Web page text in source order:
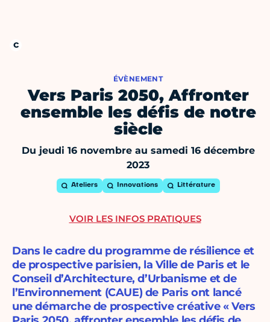
ÉVÈNEMENT
Vers Paris 2050, Affronter
ensemble les défis de notre
siècle
Du jeudi 16 novembre au samedi 16 décembre
2023
Ateliers Innovations Littérature
Dans le cadre du programme de résilience et
de prospective parisien, la Ville de Paris et le
Conseil d’Architecture, d’Urbanisme et de
l’Environnement (CAUE) de Paris ont lancé
une démarche de prospective créative « Vers
VOIR LES INFOS PRATIQUES